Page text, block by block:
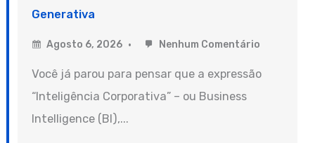
Generativa
Agosto 6, 2026 Nenhum Comentário
Você já parou para pensar que a expressão
“Inteligência Corporativa” – ou Business
Intelligence (BI),...